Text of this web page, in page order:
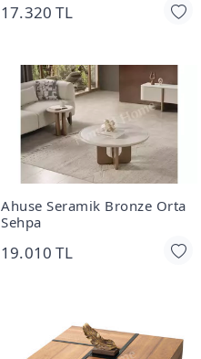
17.320 TL
Ahuse Seramik Bronze Orta
Sehpa
19.010 TL